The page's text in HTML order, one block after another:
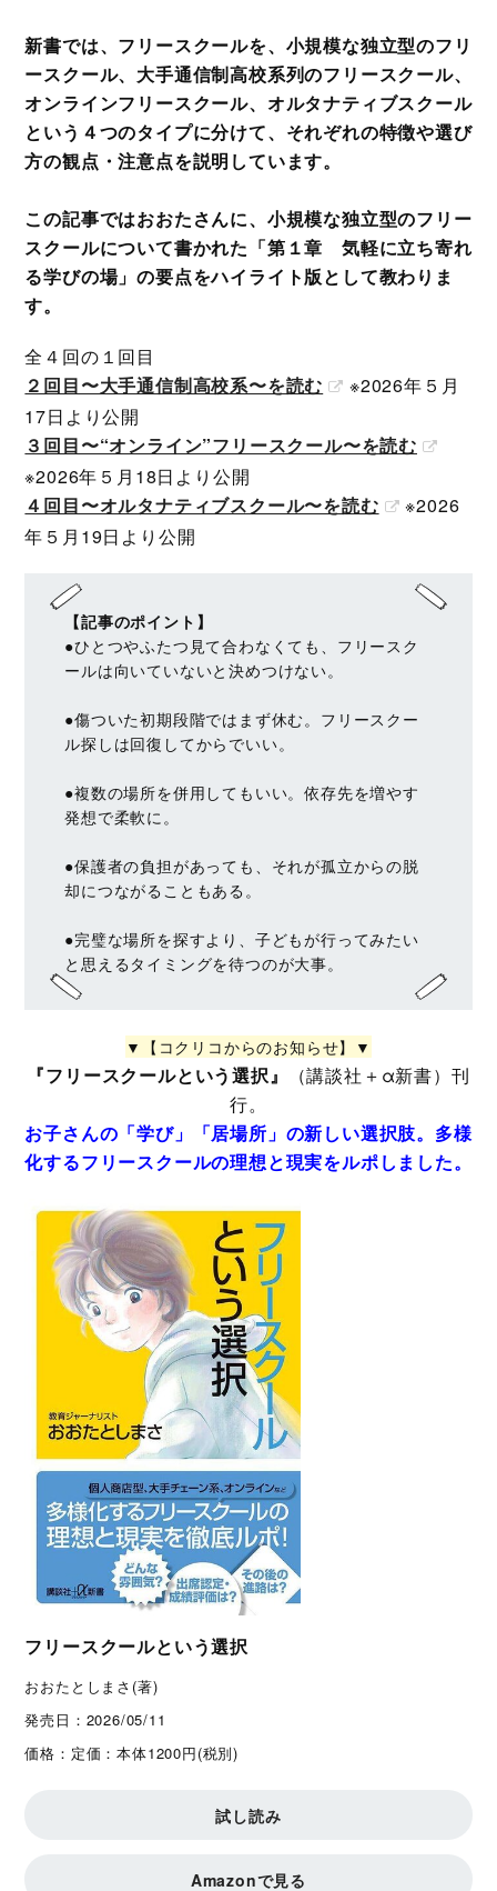
新書では、フリースクールを、小規模な独立型のフリ
ースクール、大手通信制高校系列のフリースクール、
オンラインフリースクール、オルタナティブスクール
という４つのタイプに分けて、それぞれの特徴や選び
方の観点・注意点を説明しています。
この記事ではおおたさんに、小規模な独立型のフリー
スクールについて書かれた「第１章 気軽に立ち寄れ
る学びの場」の要点をハイライト版として教わりま
す。
全４回の１回目
２回目〜大手通信制高校系〜を読む
※2026年５月
17日より公開
３回目〜“オンライン”フリースクール〜を読む
※2026年５月18日より公開
４回目〜オルタナティブスクール〜を読む
※2026
年５月19日より公開
【記事のポイント】
●ひとつやふたつ見て合わなくても、フリースク
ールは向いていないと決めつけない。
●傷ついた初期段階ではまず休む。フリースクー
ル探しは回復してからでいい。
●複数の場所を併用してもいい。依存先を増やす
発想で柔軟に。
●保護者の負担があっても、それが孤立からの脱
却につながることもある。
●完璧な場所を探すより、子どもが行ってみたい
と思えるタイミングを待つのが大事。
▼【コクリコからのお知らせ】▼
『フリースクールという選択』
（講談社＋α新書）刊
行。
お子さんの「学び」「居場所」の新しい選択肢。多様
化するフリースクールの理想と現実をルポしました。
フリースクールという選択
おおたとしまさ(著)
発売日： 2026/05/11
価格： 定価：本体1200円(税別)
試し読み
Amazonで見る